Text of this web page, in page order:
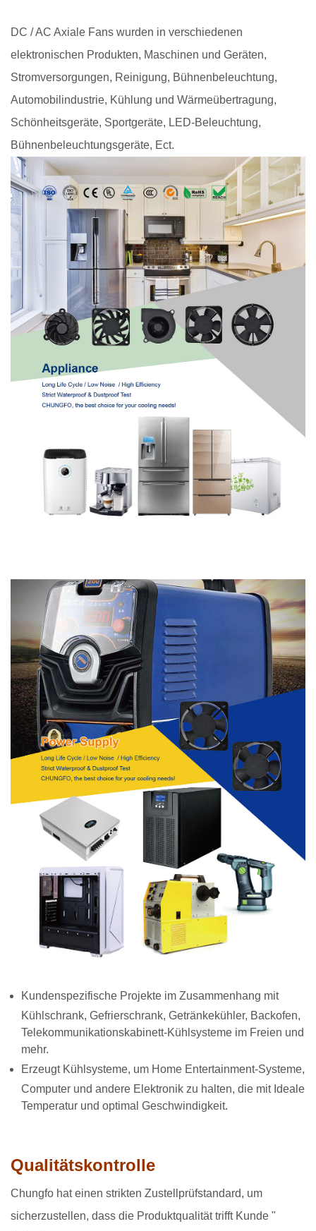
DC / AC Axiale Fans wurden in verschiedenen
elektronischen Produkten, Maschinen und Geräten,
Stromversorgungen, Reinigung, Bühnenbeleuchtung,
Automobilindustrie, Kühlung und Wärmeübertragung,
Schönheitsgeräte, Sportgeräte, LED-Beleuchtung,
Bühnenbeleuchtungsgeräte, Ect.
Kundenspezifische Projekte im Zusammenhang mit
Kühlschrank, Gefrierschrank, Getränkekühler, Backofen,
Telekommunikationskabinett-Kühlsysteme im Freien und
mehr.
Erzeugt Kühlsysteme, um Home Entertainment-Systeme,
Computer und andere Elektronik zu halten, die mit Ideale
Temperatur und optimal Geschwindigkeit.
Qualitätskontrolle
Chungfo hat einen strikten Zustellprüfstandard, um
sicherzustellen, dass die Produktqualität trifft Kunde "